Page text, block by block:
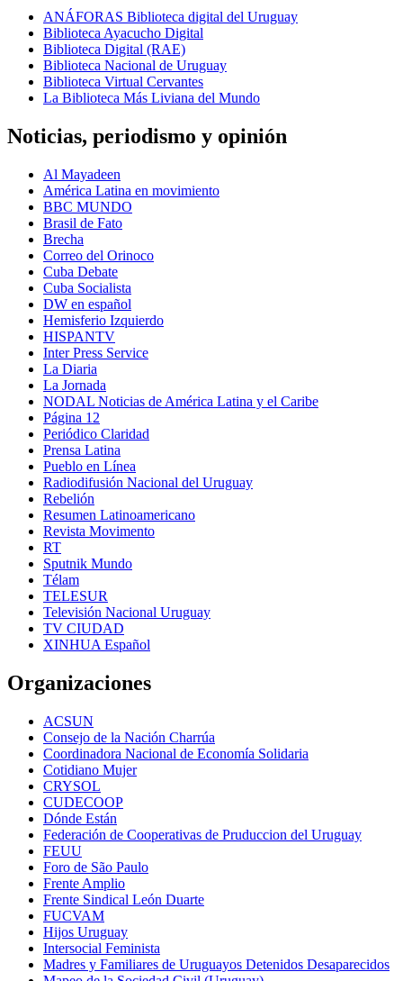
ANÁFORAS Biblioteca digital del Uruguay
Biblioteca Ayacucho Digital
Biblioteca Digital (RAE)
Biblioteca Nacional de Uruguay
Biblioteca Virtual Cervantes
La Biblioteca Más Liviana del Mundo
Noticias, periodismo y opinión
Al Mayadeen
América Latina en movimiento
BBC MUNDO
Brasil de Fato
Brecha
Correo del Orinoco
Cuba Debate
Cuba Socialista
DW en español
Hemisferio Izquierdo
HISPANTV
Inter Press Service
La Diaria
La Jornada
NODAL Noticias de América Latina y el Caribe
Página 12
Periódico Claridad
Prensa Latina
Pueblo en Línea
Radiodifusión Nacional del Uruguay
Rebelión
Resumen Latinoamericano
Revista Movimento
RT
Sputnik Mundo
Télam
TELESUR
Televisión Nacional Uruguay
TV CIUDAD
XINHUA Español
Organizaciones
ACSUN
Consejo de la Nación Charrúa
Coordinadora Nacional de Economía Solidaria
Cotidiano Mujer
CRYSOL
CUDECOOP
Dónde Están
Federación de Cooperativas de Pruduccion del Uruguay
FEUU
Foro de São Paulo
Frente Amplio
Frente Sindical León Duarte
FUCVAM
Hijos Uruguay
Intersocial Feminista
Madres y Familiares de Uruguayos Detenidos Desaparecidos